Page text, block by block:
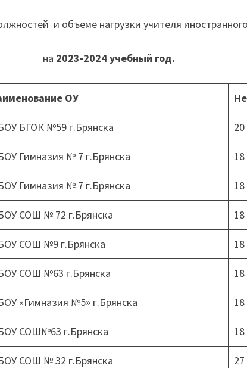
и объеме нагрузки учителя
на 2023-2024 учебный год.
ОУ
БГОК №59 г.Брянска 20
Гимназия № 7 г.Брянска 18
Гимназия № 7 г.Брянска 18
СОШ № 72 г.Брянска 18
СОШ №9 г.Брянска 18
СОШ №63 г.Брянска 18
«Гимназия №5» г.Брянска 18
СОШ№63 г.Брянска 18
СОШ № 32 г.Брянска 27